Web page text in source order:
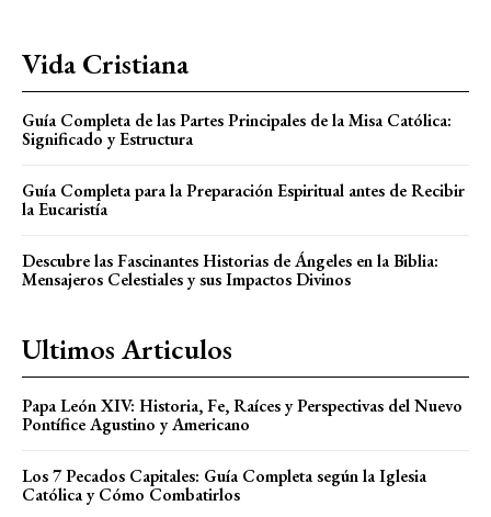
Vida Cristiana
Guía Completa de las Partes Principales de la Misa Católica:
Significado y Estructura
Guía Completa para la Preparación Espiritual antes de Recibir
la Eucaristía
Descubre las Fascinantes Historias de Ángeles en la Biblia:
Mensajeros Celestiales y sus Impactos Divinos
Ultimos Articulos
Papa León XIV: Historia, Fe, Raíces y Perspectivas del Nuevo
Pontífice Agustino y Americano
Los 7 Pecados Capitales: Guía Completa según la Iglesia
Católica y Cómo Combatirlos